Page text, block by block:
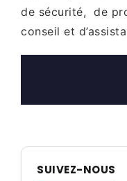
de sécurité, de
conseil et
SUIVEZ-NOUS